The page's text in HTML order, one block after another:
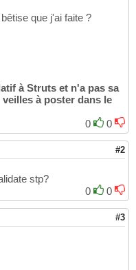
que j'ai faite ?
à Struts et n'a pas sa
à poster dans le
0
0
#2
stp?
0
0
#3